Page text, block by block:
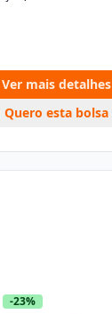
Ver mais detalhes
Quero esta bolsa
-23%